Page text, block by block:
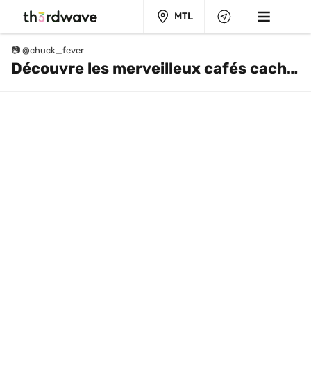
MTL
📷 @chuck_fever
Découvre les merveilleux cafés cachés dans Rosemont-La-Petite-Patrie